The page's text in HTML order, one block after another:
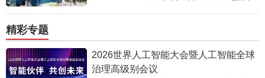
精彩专题
2026世界人工智能大会暨人工智能全球
治理高级别会议